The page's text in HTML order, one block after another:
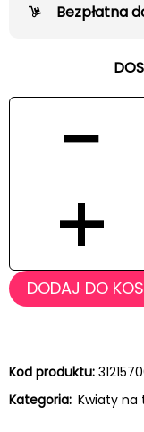
Bezpłatna
−
+
DODAJ DO
Kod produktu:
Kategoria: Kwiaty na